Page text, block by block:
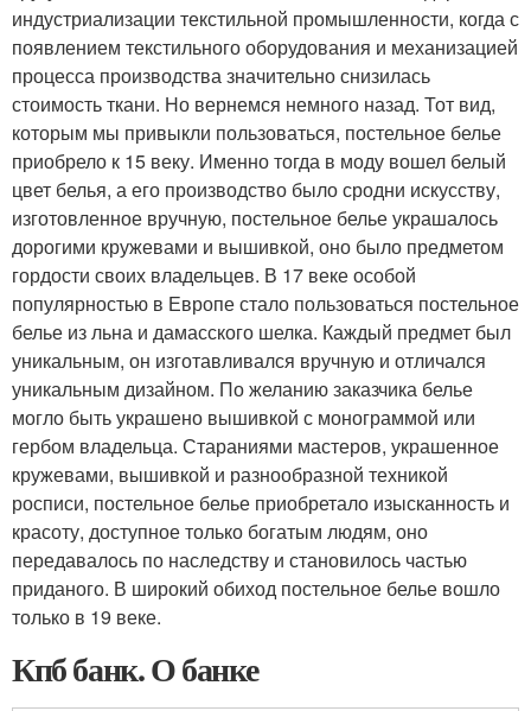
индустриализации текстильной промышленности, когда с
появлением текстильного оборудования и механизацией
процесса производства значительно снизилась
стоимость ткани. Но вернемся немного назад. Тот вид,
которым мы привыкли пользоваться, постельное белье
приобрело к 15 веку. Именно тогда в моду вошел белый
цвет белья, а его производство было сродни искусству,
изготовленное вручную, постельное белье украшалось
дорогими кружевами и вышивкой, оно было предметом
гордости своих владельцев. В 17 веке особой
популярностью в Европе стало пользоваться постельное
белье из льна и дамасского шелка. Каждый предмет был
уникальным, он изготавливался вручную и отличался
уникальным дизайном. По желанию заказчика белье
могло быть украшено вышивкой с монограммой или
гербом владельца. Стараниями мастеров, украшенное
кружевами, вышивкой и разнообразной техникой
росписи, постельное белье приобретало изысканность и
красоту, доступное только богатым людям, оно
передавалось по наследству и становилось частью
приданого. В широкий обиход постельное белье вошло
только в 19 веке.
Кпб банк. О банке